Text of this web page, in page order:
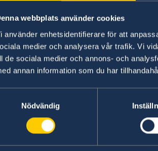
webbplats använder cookies
använder enhetsidentifierare för att
medier och analysera vår trafik. Vi
de sociala medier och annons- och
annan information som du har
Nödvändig
Doha
("Monoprix Tower")
floor)